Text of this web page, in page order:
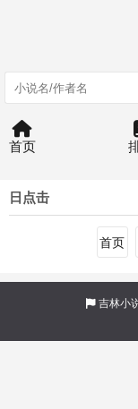
首页
日点击
首页
吉林小